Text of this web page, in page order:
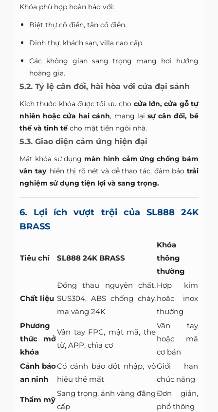
Khóa phù hợp hoàn hảo với:
Biệt thự cổ điển, tân cổ điển.
Dinh thự, khách sạn, villa cao cấp.
Các không gian sang trọng mang hơi hướng
hoàng gia.
5.2. Tỷ lệ cân đối, hài hòa với cửa đại sảnh
Kích thước khóa được tối ưu cho cửa lớn, cửa gỗ tự
nhiên hoặc cửa hai cánh, mang lại sự cân đối, bề
thế và tinh tếcho mặt tiền ngôi nhà.
5.3. Giao diện cảm ứng hiện đại
Mặt khóa sử dụng màn hình cảm ứng chống bám
vân tay, hiển thị rõ nét và dễ thao tác, đảm bảotrải
nghiệm sử dụng tiện lợi và sang trọng.
6. Lợi ích vượt trội của SL888 24K
BRASS
Tiêu chí SL888 24K BRASS
Khóa
thông
thường
Chất liệu
Đồng thau nguyên chất,
SUS304, ABS chống cháy,
mạ vàng 24K
Hợp kim
hoặc inox
thường
Phương
thức mở
khóa
Vân tay FPC, mật mã, thẻ
từ, APP, chìa cơ
Vân tay
hoặc mã
cơ bản
Cảnh báo
an ninh
Có cảnh báo đột nhập, vô
hiệu thẻ mất
Giới hạn
chức năng
Thẩm mỹ
Sang trọng, ánh vàng đẳng
cấp
Đơn giản,
phổ thông